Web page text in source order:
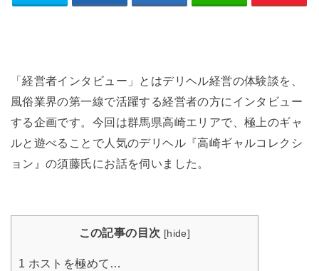
「経営者インタビュー」とはデリヘル経営の体験談を、
風俗業界の第一線で活躍する経営者の方にインタビュー
する企画です。今回は群馬県高崎エリアで、極上のギャ
ルと遊べることで人気のデリヘル『高崎ギャルコレクシ
ョン』の須藤氏にお話を伺いました。
この記事の目次 [hide]
1 ホストを極めて…